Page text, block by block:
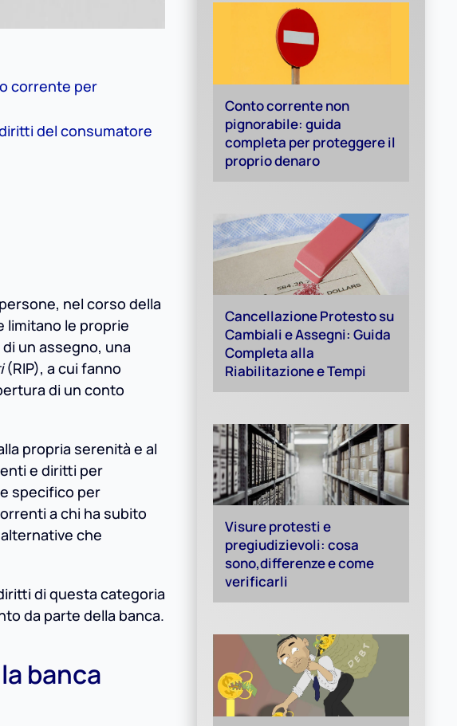
corrente per
del consumatore
nel corso della
limitano le proprie
un assegno, una
(RIP), a cui fanno
di un conto
propria serenità e al
e diritti per
specifico per
a chi ha subito
che
di questa categoria
da parte della banca.
banca
Conto corrente non
pignorabile: guida
completa per proteggere il
proprio denaro
Cancellazione Protesto su
Cambiali e Assegni: Guida
Completa alla
Riabilitazione e Tempi
Visure protesti e
pregiudizievoli: cosa
sono,differenze e come
verificarli